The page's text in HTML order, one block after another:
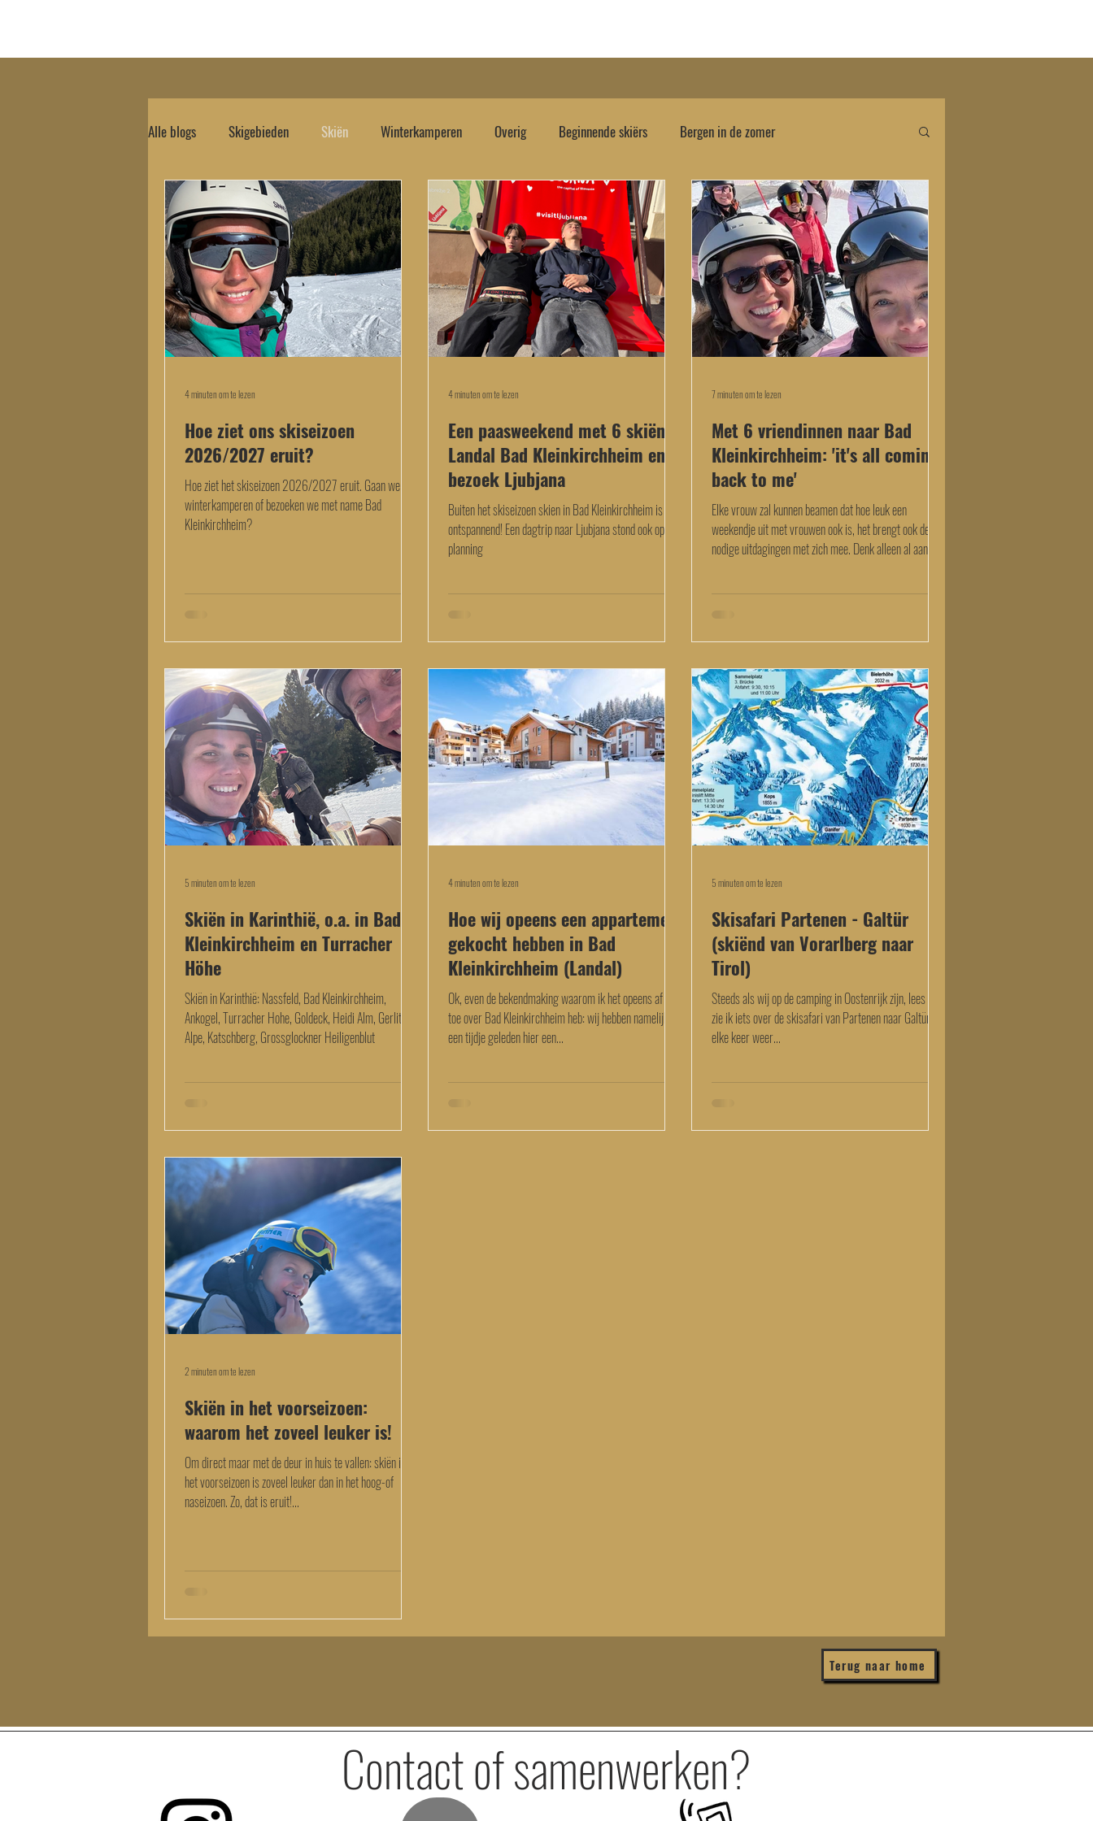
Alle blogs Skigebieden Skiën Winterkamperen Overig Beginnende skiërs Bergen in de zomer
Hoe ziet ons skiseizoen
2026/2027 eruit?
Hoe ziet het skiseizoen 2026/2027 eruit. Gaan we
winterkamperen of bezoeken we met name Bad
Kleinkirchheim?
4 minuten om te lezen
Een paasweekend met 6 skiën in
Landal Bad Kleinkirchheim en
bezoek Ljubjana
Buiten het skiseizoen skien in Bad Kleinkirchheim is erg
ontspannend! Een dagtrip naar Ljubjana stond ook op de
planning
4 minuten om te lezen
Met 6 vriendinnen naar Bad
Kleinkirchheim: 'it's all coming
back to me'
Elke vrouw zal kunnen beamen dat hoe leuk een
weekendje uit met vrouwen ook is, het brengt ook de
nodige uitdagingen met zich mee. Denk alleen al aan de
weekend weg betekent dat we op pad gingen met 6
vriendinnen, in 1 bus naar ons huisje op het Landal par
7 minuten om te lezen
Skiën in Karinthië, o.a. in Bad
Kleinkirchheim en Turracher
Höhe
Skiën in Karinthië: Nassfeld, Bad Kleinkirchheim,
Ankogel, Turracher Hohe, Goldeck, Heidi Alm, Gerlitzen
Alpe, Katschberg, Grossglockner Heiligenblut
5 minuten om te lezen
Hoe wij opeens een appartement
gekocht hebben in Bad
Kleinkirchheim (Landal)
Ok, even de bekendmaking waarom ik het opeens af en
toe over Bad Kleinkirchheim heb: wij hebben namelijk
een tijdje geleden hier een...
4 minuten om te lezen
Skisafari Partenen - Galtür
(skiënd van Vorarlberg naar
Tirol)
Steeds als wij op de camping in Oostenrijk zijn, lees of
zie ik iets over de skisafari van Partenen naar Galtür. En
elke keer weer...
5 minuten om te lezen
Skiën in het voorseizoen:
waarom het zoveel leuker is!
Om direct maar met de deur in huis te vallen: skiën in
het voorseizoen is zoveel leuker dan in het hoog-of
naseizoen. Zo, dat is eruit!...
2 minuten om te lezen
Terug naar home
Contact of samenwerken?